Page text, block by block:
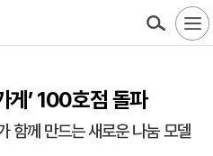
게’ 100호점 돌파
함께 만드는 새로운 나눔 모델